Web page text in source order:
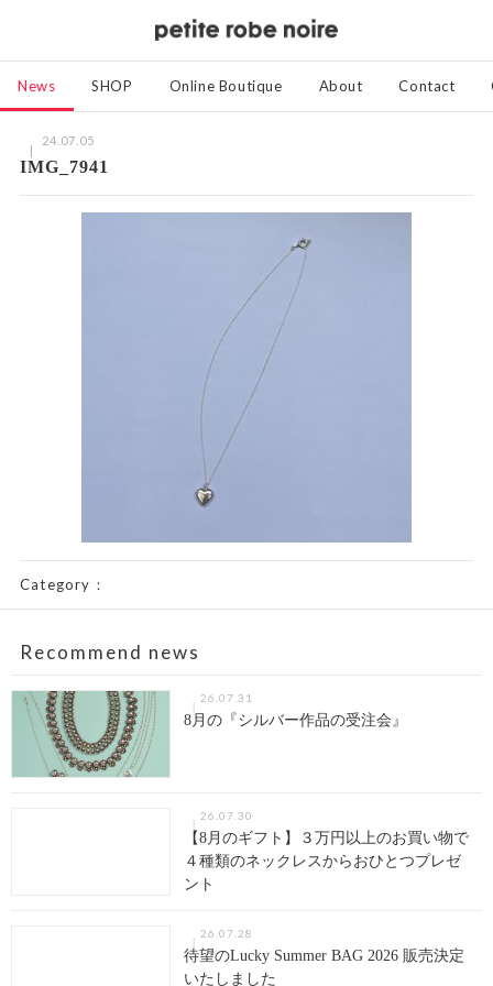
News SHOP Online Boutique About Contact
24.07.05
IMG_7941
Category：
Recommend news
26.07.31
8月の『シルバー作品の受注会』
26.07.30
【8月のギフト】３万円以上のお買い物で
４種類のネックレスからおひとつプレゼ
ント
26.07.28
待望のLucky Summer BAG 2026 販売決定
いたしました